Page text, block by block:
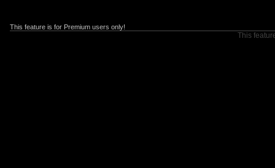
This feature is for Premium users only!
This